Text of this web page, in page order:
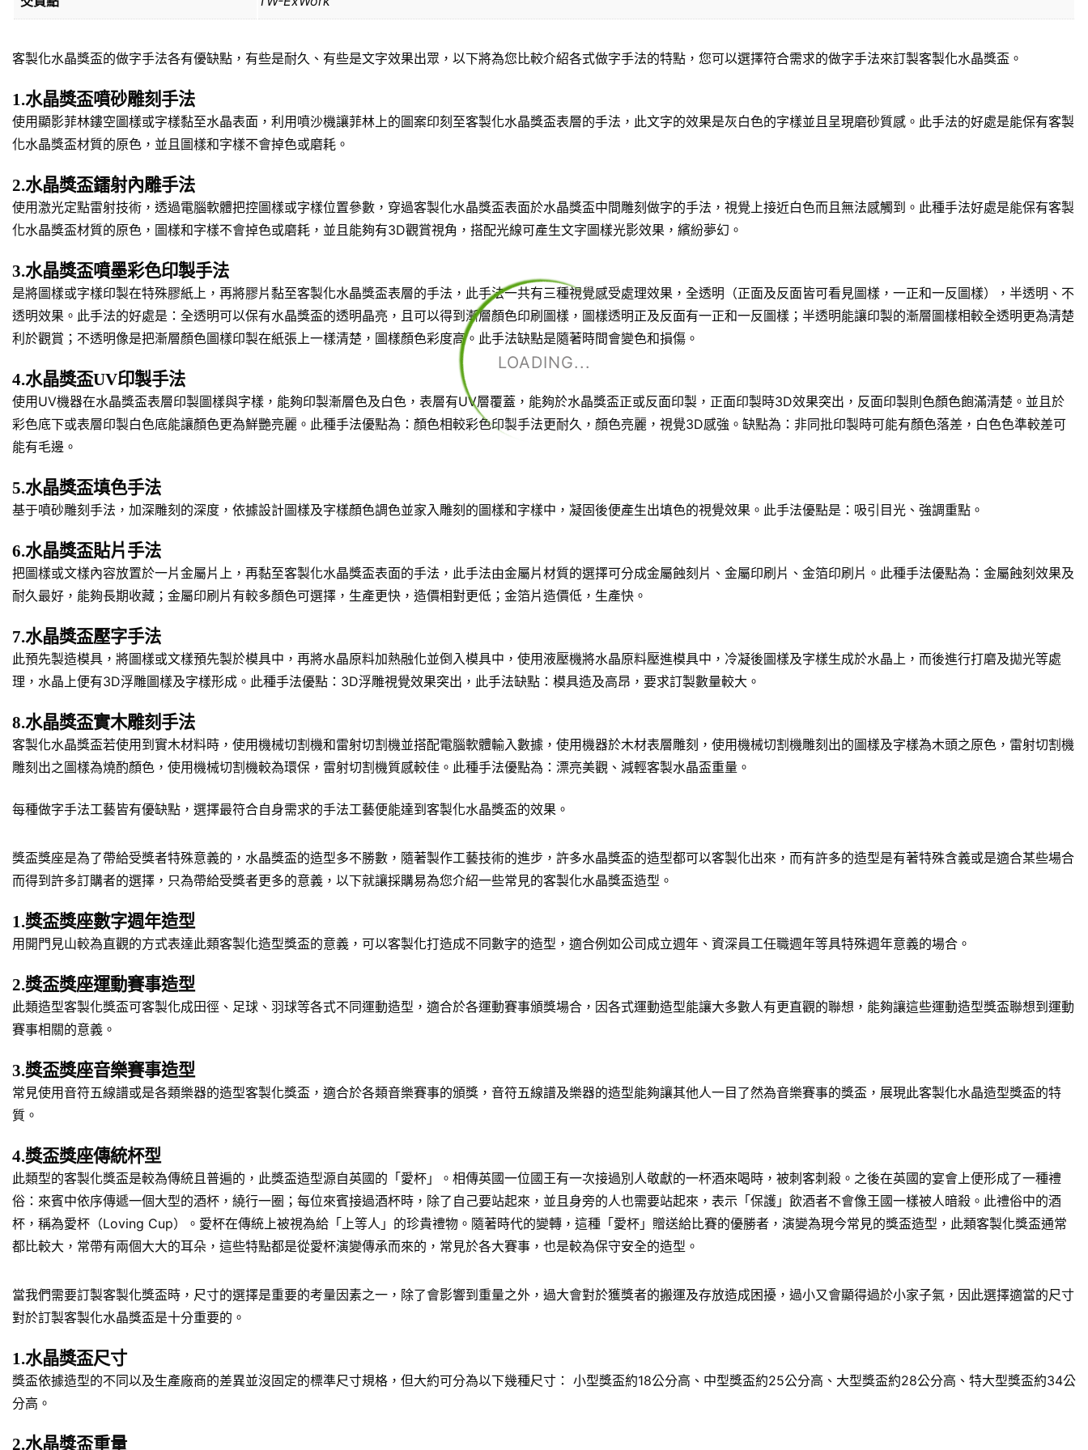
LOADING...
客製化水晶獎盃的做字手法各有優缺點，有些是耐久、有些是文字效果出眾，以下將為您比較介紹各式做字手法的特點，您可以選擇符合需求的做字手法來訂製客製化水晶獎盃。
1.水晶獎盃噴砂雕刻手法
使用顯影菲林鏤空圖樣或字樣黏至水晶表面，利用噴沙機讓菲林上的圖案印刻至客製化水晶獎盃表層的手法，此文字的效果是灰白色的字樣並且呈現磨砂質感。此手法的好處是能保有客製
化水晶獎盃材質的原色，並且圖樣和字樣不會掉色或磨耗。
2.水晶獎盃鐳射內雕手法
使用激光定點雷射技術，透過電腦軟體把控圖樣或字樣位置參數，穿過客製化水晶獎盃表面於水晶獎盃中間雕刻做字的手法，視覺上接近白色而且無法感觸到。此種手法好處是能保有客製
化水晶獎盃材質的原色，圖樣和字樣不會掉色或磨耗，並且能夠有3D觀賞視角，搭配光線可產生文字圖樣光影效果，繽紛夢幻。
3.水晶獎盃噴墨彩色印製手法
是將圖樣或字樣印製在特殊膠紙上，再將膠片黏至客製化水晶獎盃表層的手法，此手法一共有三種視覺感受處理效果，全透明（正面及反面皆可看見圖樣，一正和一反圖樣），半透明、不
透明效果。此手法的好處是：全透明可以保有水晶獎盃的透明晶亮，且可以得到漸層顏色印刷圖樣，圖樣透明正及反面有一正和一反圖樣；半透明能讓印製的漸層圖樣相較全透明更為清楚
利於觀賞；不透明像是把漸層顏色圖樣印製在紙張上一樣清楚，圖樣顏色彩度高。此手法缺點是隨著時間會變色和損傷。
4.水晶獎盃UV印製手法
使用UV機器在水晶獎盃表層印製圖樣與字樣，能夠印製漸層色及白色，表層有UV層覆蓋，能夠於水晶獎盃正或反面印製，正面印製時3D效果突出，反面印製則色顏色飽滿清楚。並且於
彩色底下或表層印製白色底能讓顏色更為鮮艷亮麗。此種手法優點為：顏色相較彩色印製手法更耐久，顏色亮麗，視覺3D感強。缺點為：非同批印製時可能有顏色落差，白色色準較差可
能有毛邊。
5.水晶獎盃填色手法
基于噴砂雕刻手法，加深雕刻的深度，依據設計圖樣及字樣顏色調色並家入雕刻的圖樣和字樣中，凝固後便產生出填色的視覺效果。此手法優點是：吸引目光、強調重點。
6.水晶獎盃貼片手法
把圖樣或文樣內容放置於一片金屬片上，再黏至客製化水晶獎盃表面的手法，此手法由金屬片材質的選擇可分成金屬蝕刻片、金屬印刷片、金箔印刷片。此種手法優點為：金屬蝕刻效果及
耐久最好，能夠長期收藏；金屬印刷片有較多顏色可選擇，生產更快，造價相對更低；金箔片造價低，生產快。
7.水晶獎盃壓字手法
此預先製造模具，將圖樣或文樣預先製於模具中，再將水晶原料加熱融化並倒入模具中，使用液壓機將水晶原料壓進模具中，冷凝後圖樣及字樣生成於水晶上，而後進行打磨及拋光等處
理，水晶上便有3D浮雕圖樣及字樣形成。此種手法優點：3D浮雕視覺效果突出，此手法缺點：模具造及高昂，要求訂製數量較大。
8.水晶獎盃實木雕刻手法
客製化水晶獎盃若使用到實木材料時，使用機械切割機和雷射切割機並搭配電腦軟體輸入數據，使用機器於木材表層雕刻，使用機械切割機雕刻出的圖樣及字樣為木頭之原色，雷射切割機
雕刻出之圖樣為燒酌顏色，使用機械切割機較為環保，雷射切割機質感較佳。此種手法優點為：漂亮美觀、減輕客製水晶盃重量。
每種做字手法工藝皆有優缺點，選擇最符合自身需求的手法工藝便能達到客製化水晶獎盃的效果。
獎盃獎座是為了帶給受獎者特殊意義的，水晶獎盃的造型多不勝數，隨著製作工藝技術的進步，許多水晶獎盃的造型都可以客製化出來，而有許多的造型是有著特殊含義或是適合某些場合
而得到許多訂購者的選擇，只為帶給受獎者更多的意義，以下就讓採購易為您介紹一些常見的客製化水晶獎盃造型。
1.獎盃獎座數字週年造型
用開門見山較為直觀的方式表達此類客製化造型獎盃的意義，可以客製化打造成不同數字的造型，適合例如公司成立週年、資深員工任職週年等具特殊週年意義的場合。
2.獎盃獎座運動賽事造型
此類造型客製化獎盃可客製化成田徑、足球、羽球等各式不同運動造型，適合於各運動賽事頒獎場合，因各式運動造型能讓大多數人有更直觀的聯想，能夠讓這些運動造型獎盃聯想到運動
賽事相關的意義。
3.獎盃獎座音樂賽事造型
常見使用音符五線譜或是各類樂器的造型客製化獎盃，適合於各類音樂賽事的頒獎，音符五線譜及樂器的造型能夠讓其他人一目了然為音樂賽事的獎盃，展現此客製化水晶造型獎盃的特
質。
4.獎盃獎座傳統杯型
此類型的客製化獎盃是較為傳統且普遍的，此獎盃造型源自英國的「愛杯」。相傳英國一位國王有一次接過別人敬獻的一杯酒來喝時，被刺客刺殺。之後在英國的宴會上便形成了一種禮
俗：來賓中依序傳遞一個大型的酒杯，繞行一圈；每位來賓接過酒杯時，除了自己要站起來，並且身旁的人也需要站起來，表示「保護」飲酒者不會像王國一樣被人暗殺。此禮俗中的酒
杯，稱為愛杯（Loving Cup）。愛杯在傳統上被視為給「上等人」的珍貴禮物。隨著時代的變轉，這種「愛杯」贈送給比賽的優勝者，演變為現今常見的獎盃造型，此類客製化獎盃通常
都比較大，常帶有兩個大大的耳朵，這些特點都是從愛杯演變傳承而來的，常見於各大賽事，也是較為保守安全的造型。
當我們需要訂製客製化獎盃時，尺寸的選擇是重要的考量因素之一，除了會影響到重量之外，過大會對於獲獎者的搬運及存放造成困擾，過小又會顯得過於小家子氣，因此選擇適當的尺寸
對於訂製客製化水晶獎盃是十分重要的。
1.水晶獎盃尺寸
獎盃依據造型的不同以及生產廠商的差異並沒固定的標準尺寸規格，但大約可分為以下幾種尺寸： 小型獎盃約18公分高、中型獎盃約25公分高、大型獎盃約28公分高、特大型獎盃約34公
分高。
2.水晶獎盃重量